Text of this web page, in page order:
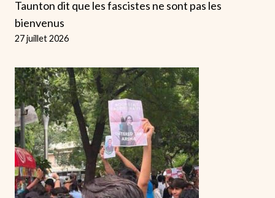
Taunton dit que les fascistes ne sont pas les
bienvenus
27 juillet 2026